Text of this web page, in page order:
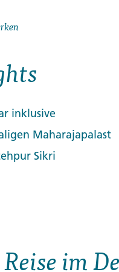
inklusive
Maharajapalast
Sikri
im